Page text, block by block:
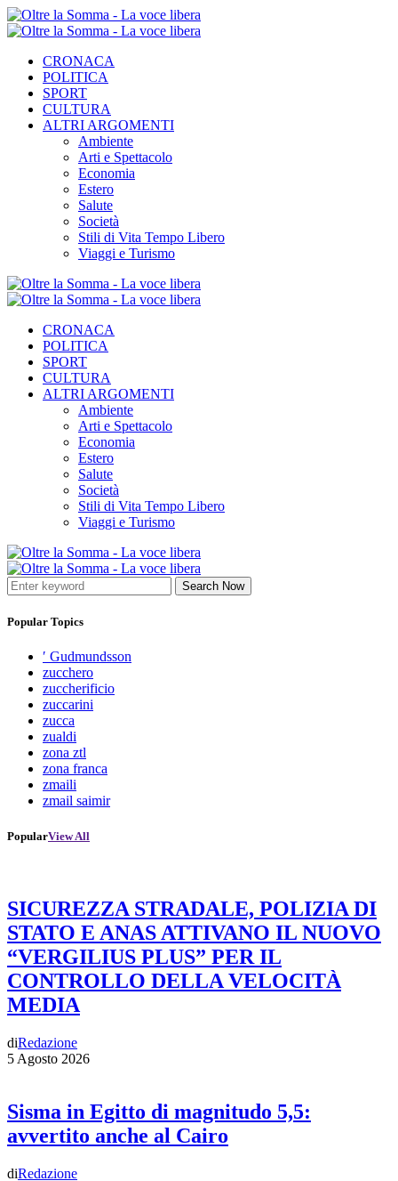
CRONACA
POLITICA
SPORT
CULTURA
ALTRI ARGOMENTI
Ambiente
Arti e Spettacolo
Economia
Estero
Salute
Società
Stili di Vita Tempo Libero
Viaggi e Turismo
CRONACA
POLITICA
SPORT
CULTURA
ALTRI ARGOMENTI
Ambiente
Arti e Spettacolo
Economia
Estero
Salute
Società
Stili di Vita Tempo Libero
Viaggi e Turismo
Search Now
Popular Topics
′ Gudmundsson
zucchero
zuccherificio
zuccarini
zucca
zualdi
zona ztl
zona franca
zmaili
zmail saimir
PopularView All
SICUREZZA STRADALE, POLIZIA DI
STATO E ANAS ATTIVANO IL NUOVO
“VERGILIUS PLUS” PER IL
CONTROLLO DELLA VELOCITÀ
MEDIA
diRedazione
5 Agosto 2026
Sisma in Egitto di magnitudo 5,5:
avvertito anche al Cairo
diRedazione